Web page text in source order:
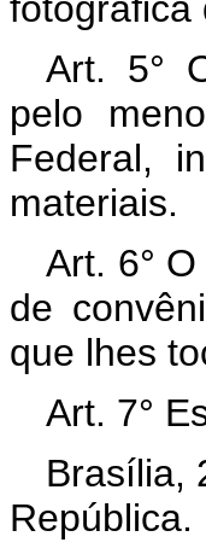
Art. 5°
pelo
Federal,
materiais.
Art. 6°
de
que lhes
Art. 7°
Brasília,
República.